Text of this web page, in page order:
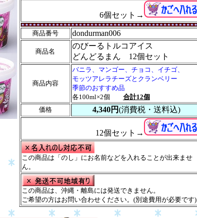
6個セット→
商品番号 dondurman006
商品名
のびーるトルコアイス
どんどるまん 12個セット
商品内容
バニラ、マンゴー、チョコ、イチゴ、
モッツアレラチーズとクランベリー
季節のおすすめ品
各100ml×2個 合計12個
価格
4,340円(消費税・送料込)
12個セット→
この商品は「のし」にお名前などを入れることが出来ませ
ん。
この商品は、沖縄・離島には発送できません。
ご希望の方はお問い合わせください。(別途費用が必要です)